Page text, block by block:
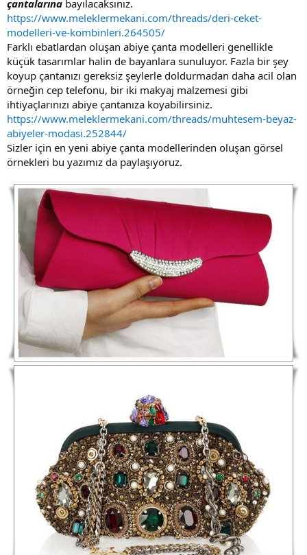
çantalarına bayılacaksınız.
https://www.meleklermekani.com/threads/deri-ceket-
modelleri-ve-kombinleri.264505/
Farklı ebatlardan oluşan abiye çanta modelleri genellikle
küçük tasarımlar halin de bayanlara sunuluyor. Fazla bir şey
koyup çantanızı gereksiz şeylerle doldurmadan daha acil olan
örneğin cep telefonu, bir iki makyaj malzemesi gibi
ihtiyaçlarınızı abiye çantanıza koyabilirsiniz.
https://www.meleklermekani.com/threads/muhtesem-beyaz-
abiyeler-modasi.252844/
Sizler için en yeni abiye çanta modellerinden oluşan görsel
örnekleri bu yazımız da paylaşıyoruz.